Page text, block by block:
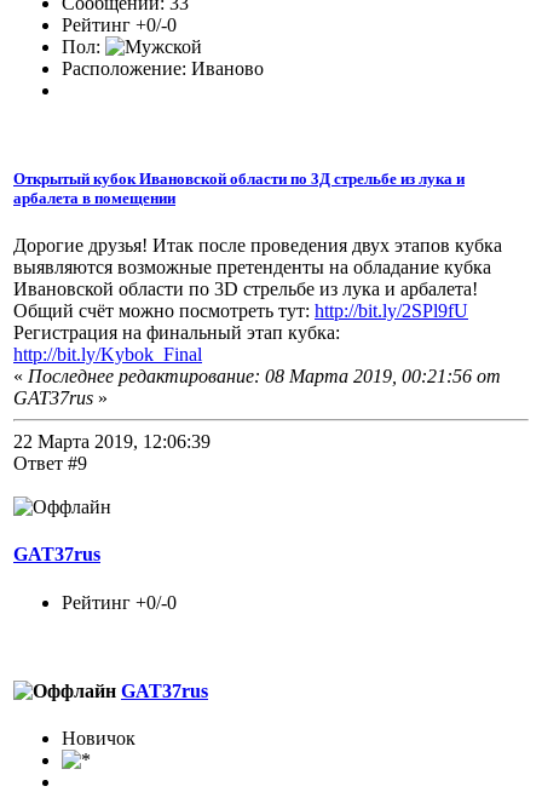
Рейтинг +0/-0
Пол:
Расположение: Иваново
Открытый кубок Ивановской области по 3Д стрельбе из лука и
арбалета в помещении
Дорогие друзья! Итак после проведения двух этапов кубка
выявляются возможные претенденты на обладание кубка
Ивановской области по 3D стрельбе из лука и арбалета!
Общий счёт можно посмотреть тут: http://bit.ly/2SPl9fU
Регистрация на финальный этап кубка:
http://bit.ly/Kybok_Final
« Последнее редактирование: 08 Марта 2019, 00:21:56 от
GAT37rus »
22 Марта 2019, 12:06:39
Ответ #9
GAT37rus
Рейтинг +0/-0
GAT37rus
Новичок